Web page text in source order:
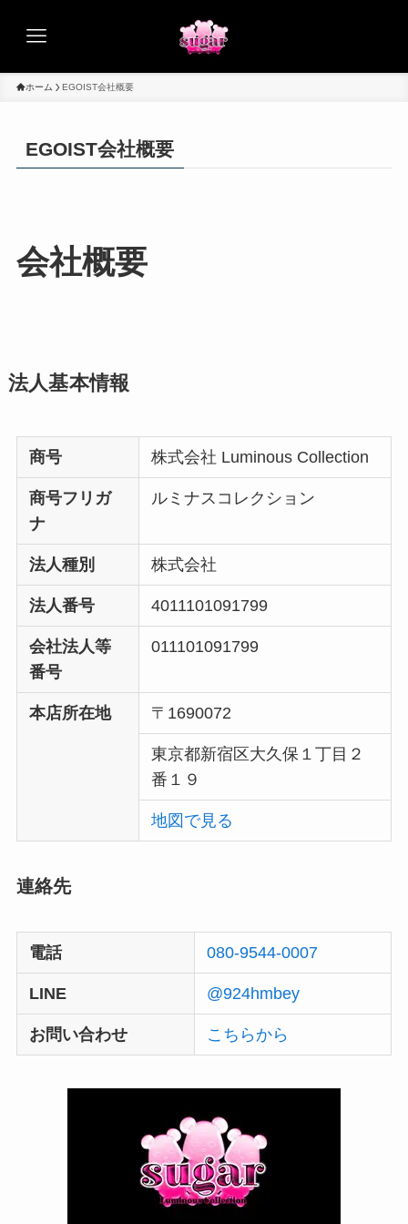
ホーム EGOIST会社概要
EGOIST会社概要
会社概要
法人基本情報
商号 株式会社 Luminous Collection
商号フリガ
ナ
ルミナスコレクション
法人種別 株式会社
法人番号 4011101091799
会社法人等
番号
011101091799
本店所在地 〒1690072
東京都新宿区大久保１丁目２
番１９
地図で見る
連絡先
電話 080-9544-0007
LINE @924hmbey
お問い合わせ こちらから